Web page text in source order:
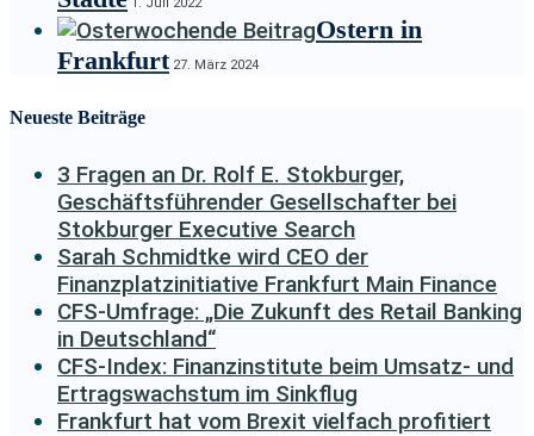
Ostern in
Frankfurt27. März 2024
Neueste Beiträge
3 Fragen an Dr. Rolf E. Stokburger,
Geschäftsführender Gesellschafter bei
Stokburger Executive Search
Sarah Schmidtke wird CEO der
Finanzplatzinitiative Frankfurt Main Finance
CFS-Umfrage: „Die Zukunft des Retail Banking
in Deutschland“
CFS-Index: Finanzinstitute beim Umsatz- und
Ertragswachstum im Sinkflug
Frankfurt hat vom Brexit vielfach profitiert